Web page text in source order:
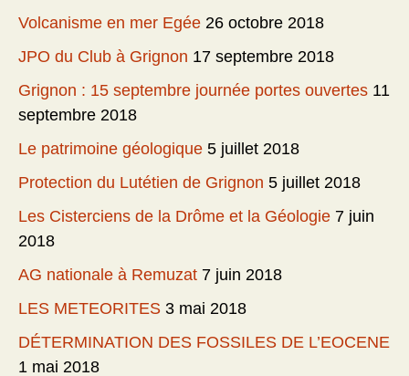
Volcanisme en mer Egée 26 octobre 2018
JPO du Club à Grignon 17 septembre 2018
Grignon : 15 septembre journée portes ouvertes 11
septembre 2018
Le patrimoine géologique 5 juillet 2018
Protection du Lutétien de Grignon 5 juillet 2018
Les Cisterciens de la Drôme et la Géologie 7 juin
2018
AG nationale à Remuzat 7 juin 2018
LES METEORITES 3 mai 2018
DÉTERMINATION DES FOSSILES DE L’EOCENE
1 mai 2018